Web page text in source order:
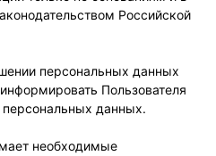
Российской
персональных данных
Пользователя
персональных данных.
необходимые